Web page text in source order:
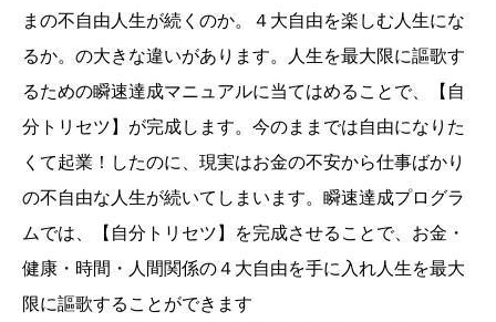
まの不自由人生が続くのか。４大自由を楽しむ人生にな
るか。の大きな違いがあります。人生を最大限に謳歌す
るための瞬速達成マニュアルに当てはめることで、【自
分トリセツ】が完成します。今のままでは自由になりた
くて起業！したのに、現実はお金の不安から仕事ばかり
の不自由な人生が続いてしまいます。瞬速達成プログラ
ムでは、【自分トリセツ】を完成させることで、お金・
健康・時間・人間関係の４大自由を手に入れ人生を最大
限に謳歌することができます